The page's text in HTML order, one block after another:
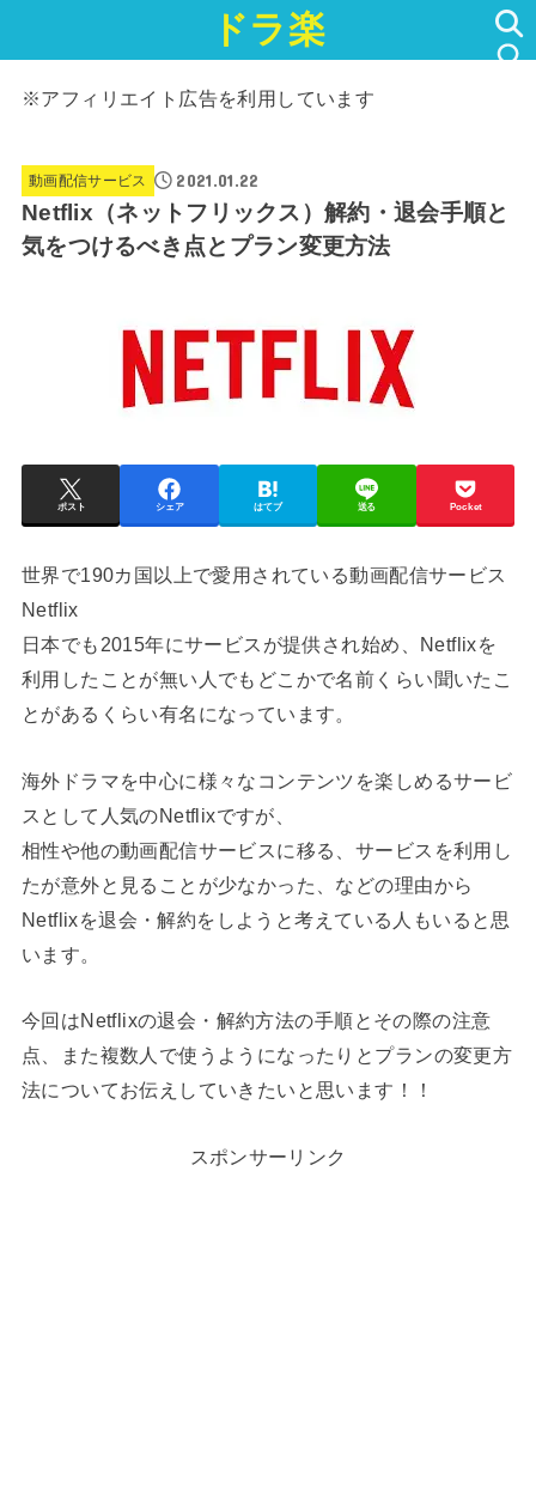
ドラ楽
※アフィリエイト広告を利用しています
動画配信サービス 2021.01.22
Netflix（ネットフリックス）解約・退会手順と
気をつけるべき点とプラン変更方法
ポスト シェア はてブ 送る Pocket
世界で190カ国以上で愛用されている動画配信サービス
Netflix
日本でも2015年にサービスが提供され始め、Netflixを
利用したことが無い人でもどこかで名前くらい聞いたこ
とがあるくらい有名になっています。
海外ドラマを中心に様々なコンテンツを楽しめるサービ
スとして人気のNetflixですが、
相性や他の動画配信サービスに移る、サービスを利用し
たが意外と見ることが少なかった、などの理由から
Netflixを退会・解約をしようと考えている人もいると思
います。
今回はNetflixの退会・解約方法の手順とその際の注意
点、また複数人で使うようになったりとプランの変更方
法についてお伝えしていきたいと思います！！
スポンサーリンク